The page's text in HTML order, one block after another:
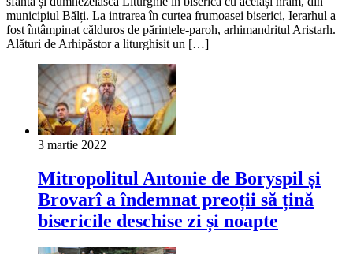
municipiul Bălți. La intrarea în curtea frumoasei biserici, Ierarhul a
fost întâmpinat călduros de părintele-paroh, arhimandritul Aristarh.
Alături de Arhipăstor a liturghisit un […]
3 martie 2022
Mitropolitul Antonie de Boryspil și
Brovarî a îndemnat preoții să țină
bisericile deschise zi și noapte